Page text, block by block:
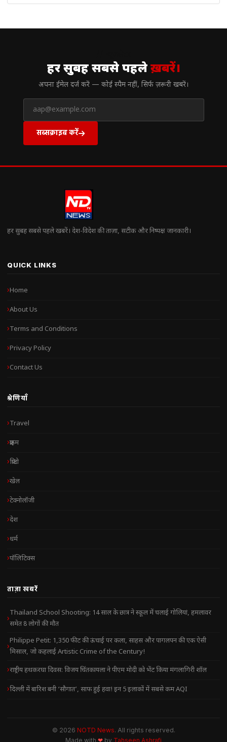
हर सुबह सबसे पहलेख़बरें।
अपना ईमेल दर्ज करें — कोई स्पैम नहीं, सिर्फ ज़रूरी खबरें।
सब्सक्राइब करें
हर सुबह सबसे पहले खबरें। देश-विदेश की ताज़ा, सटीक और निष्पक्ष जानकारी।
QUICK LINKS
Home
About Us
Terms and Conditions
Privacy Policy
Contact Us
श्रेणियाँ
Travel
क्राइम
क्रिप्टो
खेल
टेक्नोलॉजी
देश
धर्म
पॉलिटिक्स
ताज़ा खबरें
Thailand School Shooting: 14 साल के छात्र ने स्कूल में चलाई गोलियां, हमलावर
समेत 8 लोगों की मौत
Philippe Petit: 1,350 फीट की ऊंचाई पर कला, साहस और पागलपन की एक ऐसी
मिसाल, जो कहलाई Artistic Crime of the Century!
राष्ट्रीय हथकरघा दिवस: विजय चिंतकायला ने पीएम मोदी को भेंट किया मंगलागिरी शॉल
दिल्ली में बारिश बनी ‘सौगात’, साफ हुई हवा! इन 5 इलाकों में सबसे कम AQI
© 2026 NOTD News. All rights reserved.